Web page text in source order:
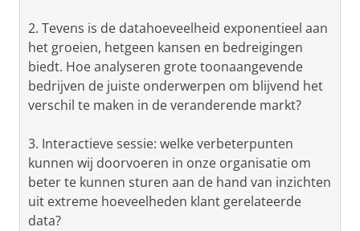
2. Tevens is de datahoeveelheid exponentieel aan
het groeien, hetgeen kansen en bedreigingen
biedt. Hoe analyseren grote toonaangevende
bedrijven de juiste onderwerpen om blijvend het
verschil te maken in de veranderende markt?
3. Interactieve sessie: welke verbeterpunten
kunnen wij doorvoeren in onze organisatie om
beter te kunnen sturen aan de hand van inzichten
uit extreme hoeveelheden klant gerelateerde
data?